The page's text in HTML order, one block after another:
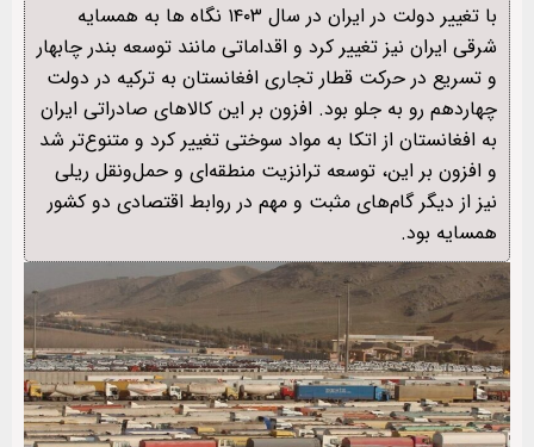
با تغییر دولت در ایران در سال ۱۴۰۳ نگاه ها به همسایه
شرقی ایران نیز تغییر کرد و اقداماتی مانند توسعه بندر چابهار
و تسریع در حرکت قطار تجاری افغانستان به ترکیه در دولت
چهاردهم رو به جلو بود. افزون بر این کالاهای صادراتی ایران
به افغانستان از اتکا به مواد سوختی تغییر کرد و متنوع‌تر شد
و افزون بر این، توسعه ترانزیت منطقه‌ای و حمل‌ونقل ریلی
نیز از دیگر گام‌های مثبت و مهم در روابط اقتصادی دو کشور
همسایه بود.